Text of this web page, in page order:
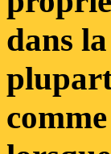
dans